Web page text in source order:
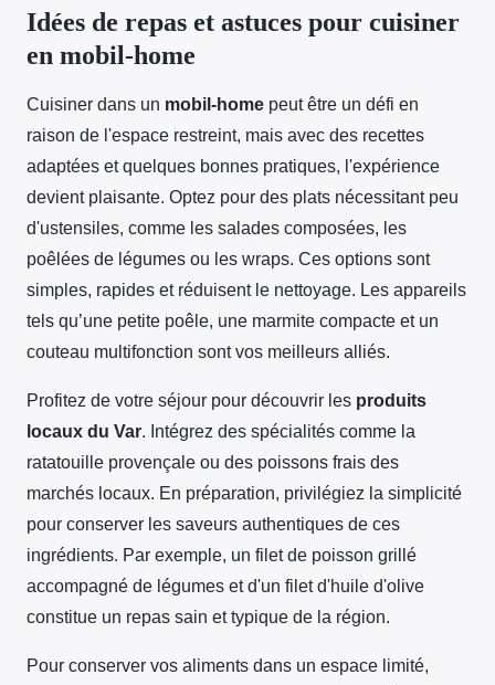
Idées de repas et astuces pour cuisiner
en mobil-home
Cuisiner dans un mobil-home peut être un défi en
raison de l'espace restreint, mais avec des recettes
adaptées et quelques bonnes pratiques, l'expérience
devient plaisante. Optez pour des plats nécessitant peu
d'ustensiles, comme les salades composées, les
poêlées de légumes ou les wraps. Ces options sont
simples, rapides et réduisent le nettoyage. Les appareils
tels qu’une petite poêle, une marmite compacte et un
couteau multifonction sont vos meilleurs alliés.
Profitez de votre séjour pour découvrir les produits
locaux du Var. Intégrez des spécialités comme la
ratatouille provençale ou des poissons frais des
marchés locaux. En préparation, privilégiez la simplicité
pour conserver les saveurs authentiques de ces
ingrédients. Par exemple, un filet de poisson grillé
accompagné de légumes et d'un filet d'huile d'olive
constitue un repas sain et typique de la région.
Pour conserver vos aliments dans un espace limité,